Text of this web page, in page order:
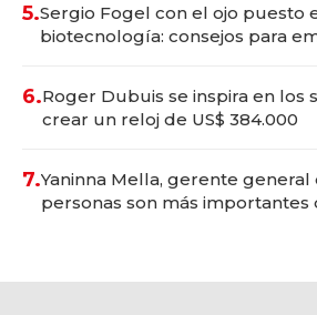
5.Sergio Fogel con el ojo puesto
biotecnología: consejos para
6.Roger Dubuis se inspira en los
crear un reloj de US$ 384.000
7.Yaninna Mella, gerente general
personas son más importantes